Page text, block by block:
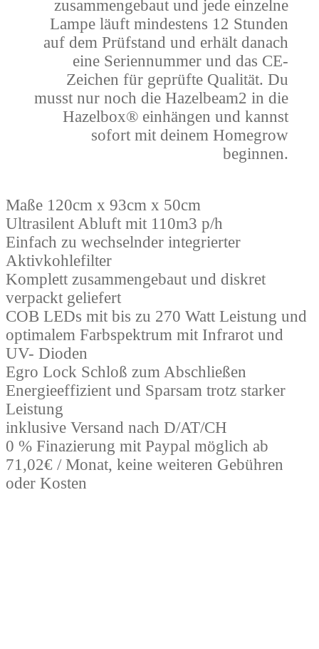
zusammengebaut und jede einzelne
Lampe läuft mindestens 12 Stunden
auf dem Prüfstand und erhält danach
eine Seriennummer und das CE-
Zeichen für geprüfte Qualität. Du
musst nur noch die Hazelbeam2 in die
Hazelbox® einhängen und kannst
sofort mit deinem Homegrow
beginnen.
Maße 120cm x 93cm x 50cm
Ultrasilent Abluft mit 110m3 p/h
Einfach zu wechselnder integrierter
Aktivkohlefilter
Komplett zusammengebaut und diskret
verpackt geliefert
COB LEDs mit bis zu 270 Watt Leistung und
optimalem Farbspektrum mit Infrarot und
UV- Dioden
Egro Lock Schloß zum Abschließen
Energieeffizient und Sparsam trotz starker
Leistung
inklusive Versand nach D/AT/CH
0 % Finazierung mit Paypal möglich ab
71,02€ / Monat, keine weiteren Gebühren
oder Kosten